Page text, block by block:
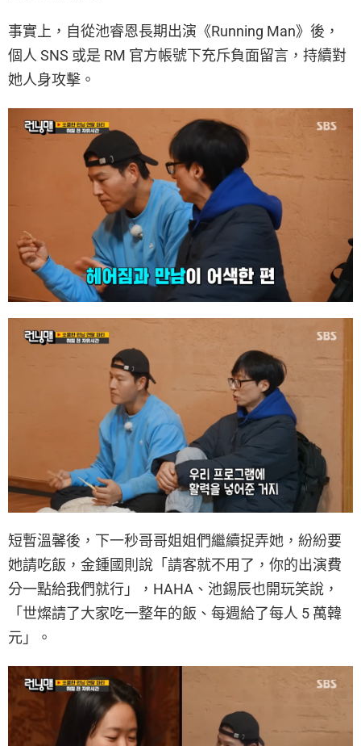
事實上，自從池睿恩長期出演《Running Man》後，
個人 SNS 或是 RM 官方帳號下充斥負面留言，持續對
她人身攻擊。
短暫溫馨後，下一秒哥哥姐姐們繼續捉弄她，紛紛要
她請吃飯，金鍾國則說「請客就不用了，你的出演費
分一點給我們就行」，HAHA、池錫辰也開玩笑說，
「世燦請了大家吃一整年的飯、每週給了每人 5 萬韓
元」。